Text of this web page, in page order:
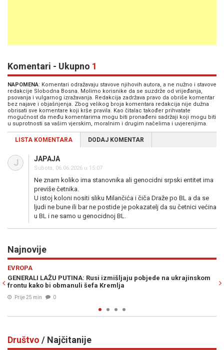
Komentari - Ukupno 1
NAPOMENA: Komentari odražavaju stavove njihovih autora, a ne nužno i stavove
redakcije Slobodna Bosna. Molimo korisnike da se suzdrže od vrijeđanja,
psovanja i vulgarnog izražavanja. Redakcija zadržava pravo da obriše komentar
bez najave i objašnjenja. Zbog velikog broja komentara redakcija nije dužna
obrisati sve komentare koji krše pravila. Kao čitalac također prihvatate
mogućnost da među komentarima mogu biti pronađeni sadržaji koji mogu biti
u suprotnosti sa vašim vjerskim, moralnim i drugim načelima i uvjerenjima.
LISTA KOMENTARA DODAJ KOMENTAR
J JAPAJA
Subota, 06.06.2026 u 15:07
Ne znam koliko ima stanovnika ali genocidni srpski entitet ima
previše četnika.
U istoj koloni nositi sliku Milančića i čiča Draže po BL a da se
ljudi ne bune ili bar ne postide je pokazatelj da su četnici većina
u BL i ne samo u genocidnoj BL.
Najnovije
RAT U ZALIVU
OVAKO ILI NIKAKO: Ultimatum Irana odjeknuo svijetom, evo šta
traže od Sjedinjenih Američkih Država
Prije 35 min
Društvo / Najčitanije